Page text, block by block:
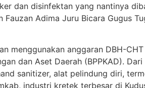
dan disinfektan yang nantinya
Adima Juru Bicara Gugus
menggunakan anggaran DBH-
dan Aset Daerah (BPPKAD).
sanitizer, alat pelindung diri,
industri kretek terbesar di